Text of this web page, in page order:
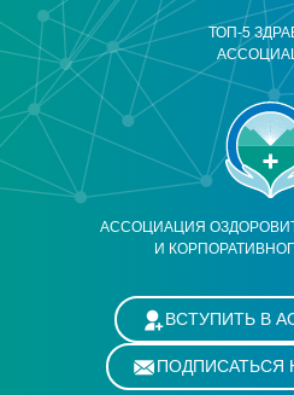
АССОЦИАЦИЯ
И
ТОП-5
ВСТУПИТЬ В
ПОДПИСАТЬСЯ